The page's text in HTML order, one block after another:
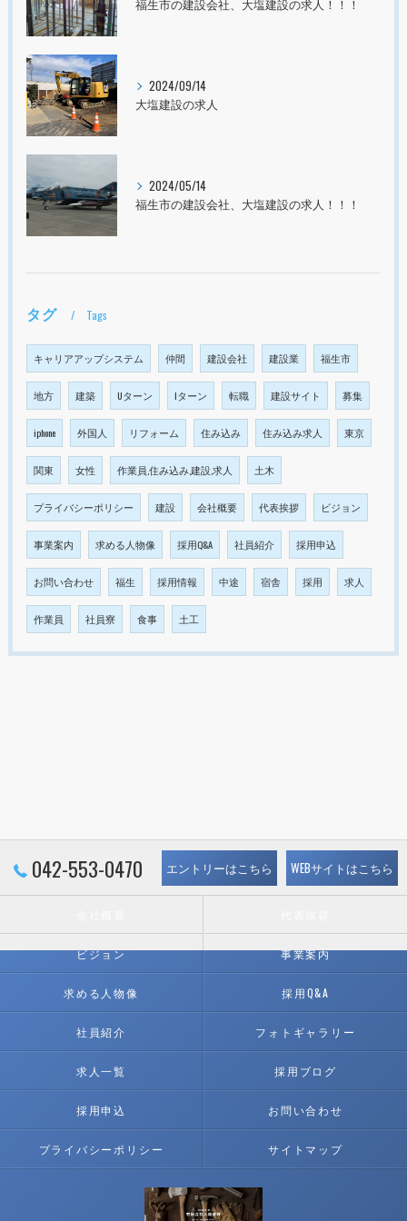
福生市の建設会社、大塩建設の求人！！！
2024/09/14
大塩建設の求人
2024/05/14
福生市の建設会社、大塩建設の求人！！！
タグ Tags
キャリアアップシステム 仲間 建設会社 建設業 福生市
地方 建築 Uターン Iターン 転職 建設サイト 募集
iphone 外国人 リフォーム 住み込み 住み込み求人 東京
関東 女性 作業員,住み込み,建設,求人 土木
プライバシーポリシー 建設 会社概要 代表挨拶 ビジョン
事業案内 求める人物像 採用Q&A 社員紹介 採用申込
お問い合わせ 福生 採用情報 中途 宿舎 採用 求人
作業員 社員寮 食事 土工
042-553-0470 エントリーはこちら WEBサイトはこちら
ビジョン 事業案内
求める人物像 採用Q&A
社員紹介 フォトギャラリー
求人一覧 採用ブログ
採用申込 お問い合わせ
プライバシーポリシー サイトマップ